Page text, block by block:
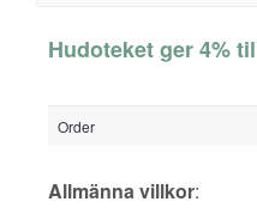
Hudoteket ger 4%
Order
Allmänna villkor: